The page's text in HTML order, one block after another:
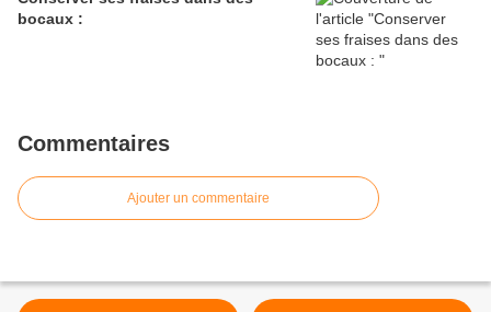
bocaux :
Commentaires
Ajouter un commentaire